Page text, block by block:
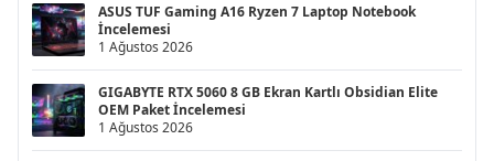
ASUS TUF Gaming A16 Ryzen 7 Laptop Notebook
İncelemesi
1 Ağustos 2026
GIGABYTE RTX 5060 8 GB Ekran Kartlı Obsidian Elite
OEM Paket İncelemesi
1 Ağustos 2026